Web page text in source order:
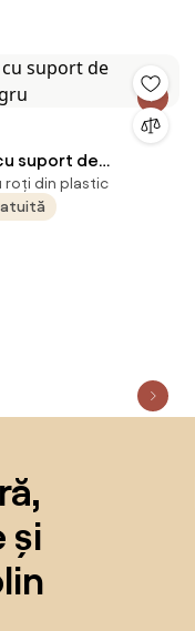
suport de
roți din plastic
și